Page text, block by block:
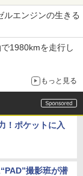
ルエンジンの生きる
1980kmを走行し
もっと見る
！ポケットに入
撮影班が潜